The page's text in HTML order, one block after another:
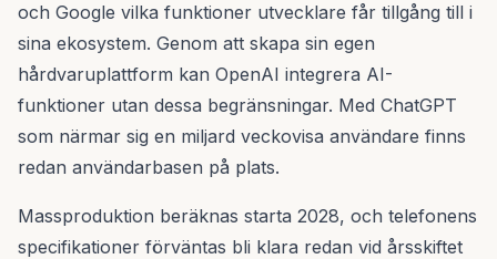
och Google vilka funktioner utvecklare får tillgång till i
sina ekosystem. Genom att skapa sin egen
hårdvaruplattform kan OpenAI integrera AI-
funktioner utan dessa begränsningar. Med ChatGPT
som närmar sig en miljard veckovisa användare finns
redan användarbasen på plats.
Massproduktion beräknas starta 2028, och telefonens
specifikationer förväntas bli klara redan vid årsskiftet